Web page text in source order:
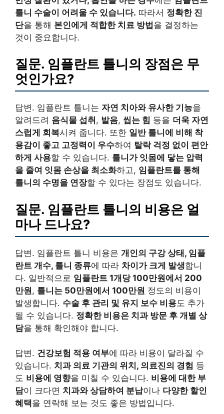
틀니 수술이 어려울 수 있습니다. 따라서 정확한 진
단을 통해 본인에게 적합한 치료 방법을 결정하는
것이 중요합니다.
질문. 임플란트 틀니의 장점은 무
엇인가요?
답변. 임플란트 틀니는 자연 치아와 유사한 기능을
알려드려 음식물 섭취 , 발음, 씹는 힘 등을 더욱 자연
스럽게 회복시켜 줍니다. 또한 일반 틀니에 비해 착
용감이 좋고 고정력이 우수하여 탈락 걱정 없이 편안
하게 사용할 수 있습니다. 틀니가 잇몸에 닿는 압력
을 줄여 잇몸 손상을 최소화하고, 임플란트를 통해
틀니의 수명을 연장할 수 있다는 장점도 있습니다.
질문. 임플란트 틀니의 비용은 얼
마나 드나요?
답변. 임플란트 틀니 비용은 개인의 구강 상태, 임플
란트 개수, 틀니 종류에 따라 차이가 크게 발생합니
다. 일반적으로 임플란트 1개당 100만원에서 200
만원, 틀니는 50만원에서 100만원 정도의 비용이
발생합니다. 수술 후 관리 및 유지 보수 비용도 추가
될 수 있습니다. 정확한 비용은 치과 방문 후 개별 상
담을 통해 확인해야 합니다.
답변. 건강보험 적용 여부에 따라 비용이 달라질 수
있습니다. 치과 의료 기관의 위치, 의료진의 경험 등
도 비용에 영향을 미칠 수 있습니다. 비용에 대한 부
담이 크다면 치과와 상담하여 분납이나 다양한 할인
혜택을 연락해 보는 것도 좋은 방법입니다.